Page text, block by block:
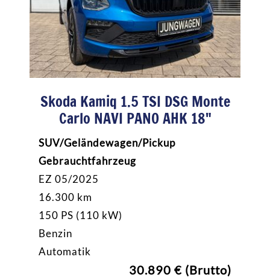
Skoda Kamiq 1.5 TSI DSG Monte
Carlo NAVI PANO AHK 18"
SUV/Geländewagen/Pickup
Gebrauchtfahrzeug
EZ 05/2025
16.300 km
150 PS (110 kW)
Benzin
Automatik
30.890 € (Brutto)